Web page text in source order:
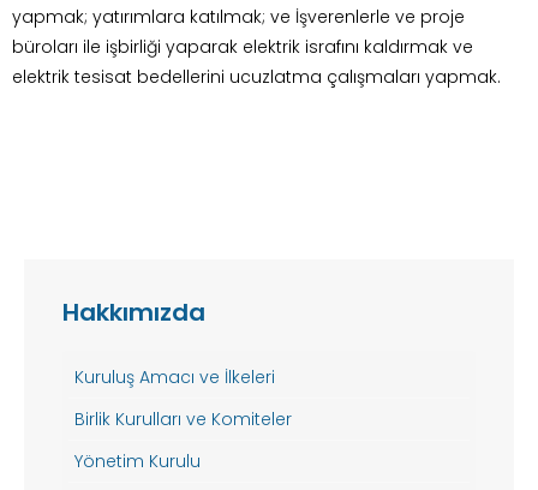
yapmak; yatırımlara katılmak; ve İşverenlerle ve proje
büroları ile işbirliği yaparak elektrik israfını kaldırmak ve
elektrik tesisat bedellerini ucuzlatma çalışmaları yapmak.
Hakkımızda
Kuruluş Amacı ve İlkeleri
Birlik Kurulları ve Komiteler
Yönetim Kurulu